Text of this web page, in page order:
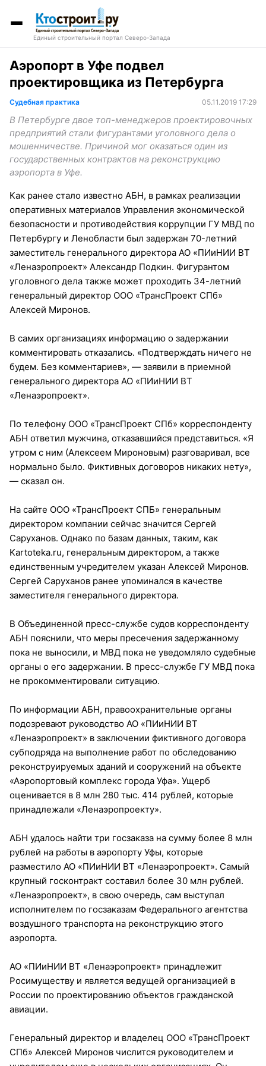
Единый строительный портал Северо-Запада
Аэропорт в Уфе подвел
проектировщика из Петербурга
Судебная практика 05.11.2019 17:29
В Петербурге двое топ-менеджеров проектировочных
предприятий стали фигурантами уголовного дела о
мошенничестве. Причиной мог оказаться один из
государственных контрактов на реконструкцию
аэропорта в Уфе.
Как ранее стало известно АБН, в рамках реализации
оперативных материалов Управления экономической
безопасности и противодействия коррупции ГУ МВД по
Петербургу и Ленобласти был задержан 70-летний
заместитель генерального директора АО «ПИиНИИ ВТ
«Ленаэропроект» Александр Подкин. Фигурантом
уголовного дела также может проходить 34-летний
генеральный директор ООО «ТрансПроект СПб»
Алексей Миронов.
В самих организациях информацию о задержании
комментировать отказались. «Подтверждать ничего не
будем. Без комментариев», — заявили в приемной
генерального директора АО «ПИиНИИ ВТ
«Ленаэропроект».
По телефону ООО «ТрансПроект СПб» корреспонденту
АБН ответил мужчина, отказавшийся представиться. «Я
утром с ним (Алексеем Мироновым) разговаривал, все
нормально было. Фиктивных договоров никаких нету»,
— сказал он.
На сайте ООО «ТрансПроект СПБ» генеральным
директором компании сейчас значится Сергей
Саруханов. Однако по базам данных, таким, как
Kartoteka.ru, генеральным директором, а также
единственным учредителем указан Алексей Миронов.
Сергей Саруханов ранее упоминался в качестве
заместителя генерального директора.
В Объединенной пресс-службе судов корреспонденту
АБН пояснили, что меры пресечения задержанному
пока не выносили, и МВД пока не уведомляло судебные
органы о его задержании. В пресс-службе ГУ МВД пока
не прокомментировали ситуацию.
По информации АБН, правоохранительные органы
подозревают руководство АО «ПИиНИИ ВТ
«Ленаэропроект» в заключении фиктивного договора
субподряда на выполнение работ по обследованию
реконструируемых зданий и сооружений на объекте
«Аэропортовый комплекс города Уфа». Ущерб
оценивается в 8 млн 280 тыс. 414 рублей, которые
принадлежали «Ленаэропроекту».
АБН удалось найти три госзаказа на сумму более 8 млн
рублей на работы в аэропорту Уфы, которые
разместило АО «ПИиНИИ ВТ «Ленаэропроект». Самый
крупный госконтракт составил более 30 млн рублей.
«Ленаэропроект», в свою очередь, сам выступал
исполнителем по госзаказам Федерального агентства
воздушного транспорта на реконструкцию этого
аэропорта.
АО «ПИиНИИ ВТ «Ленаэропроект» принадлежит
Росимуществу и является ведущей организацией в
России по проектированию объектов гражданской
авиации.
Генеральный директор и владелец ООО «ТрансПроект
СПб» Алексей Миронов числится руководителем и